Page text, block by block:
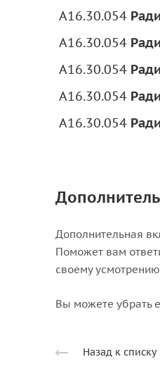
A16.30.054
A16.30.054
A16.30.054
A16.30.054
A16.30.054
Дополнительная
Поможет вам
своему
Вы можете убрать
Назад к списку